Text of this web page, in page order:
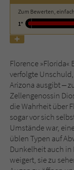
Zum Bewerten,
1°
Florence »Florida«
verfolgte
Arizona ausgibt ‒
Zellengenossin
die Wahrheit über
sogar vor sich
Umstände war,
üblen Typen auf
Dunkelheit auch in
weigert, sie zu
Name
Anbieter
Laufzeit 1
Zweck
Name
Anbieter
Laufzeit